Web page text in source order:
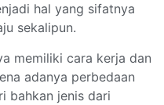
hal yang sifatnya
sekalipun.
memiliki cara kerja dan
adanya perbedaan
bahkan jenis dari